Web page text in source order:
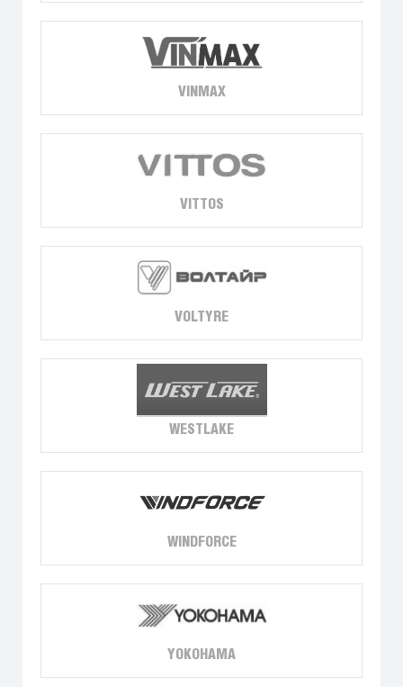
VINMAX
VITTOS
VOLTYRE
WESTLAKE
WINDFORCE
YOKOHAMA